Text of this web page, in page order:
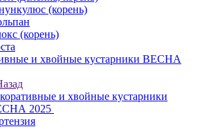
(корень)
(корень)
и хвойные кустарники ВЕСНА
и хвойные кустарники
2025